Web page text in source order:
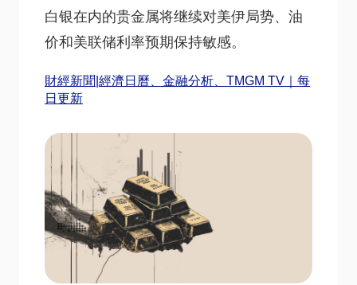
白银在内的贵金属将继续对美伊局势、油
价和美联储利率预期保持敏感。
財經新聞|經濟日曆、金融分析、TMGM TV｜每
日更新